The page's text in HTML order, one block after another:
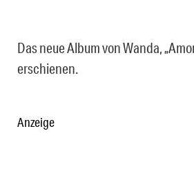
Das neue Album von Wanda,
erschienen.
Anzeige